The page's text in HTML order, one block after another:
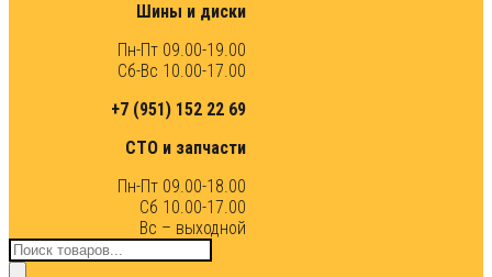
Шины и диски
Пн-Пт 09.00-19.00
Сб-Вс 10.00-17.00
+7 (951) 152 22 69
СТО и запчасти
Пн-Пт 09.00-18.00
Сб 10.00-17.00
Вс – выходной
Поиск
товаров